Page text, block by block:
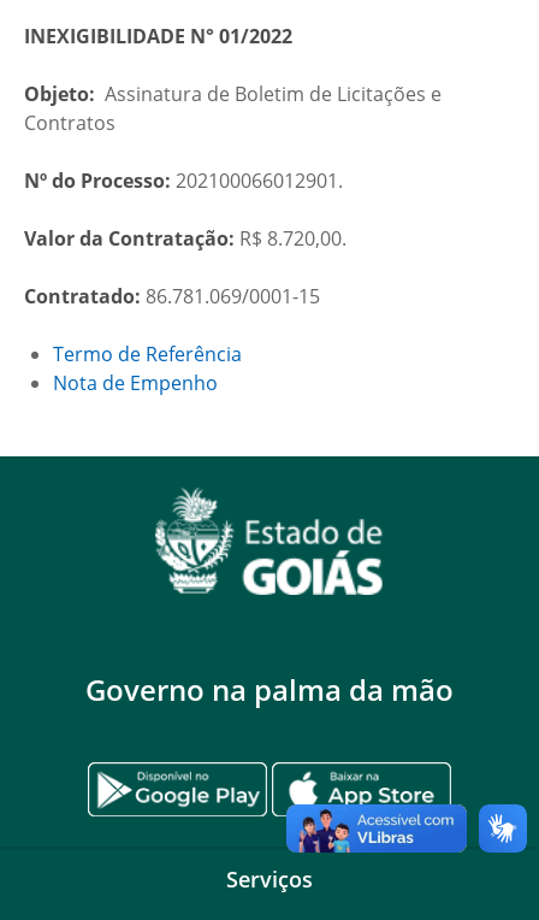
INEXIGIBILIDADE N° 01/2022
Objeto: Assinatura de Boletim de Licitações e
Contratos
Nº do Processo: 202100066012901.
Valor da Contratação: R$ 8.720,00.
Contratado: 86.781.069/0001-15
Termo de Referência
Nota de Empenho
Governo na palma da mão
Serviços